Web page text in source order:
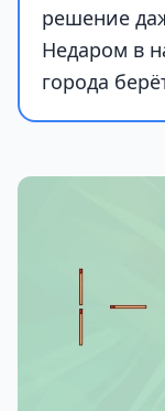
решение
Недаром в
города